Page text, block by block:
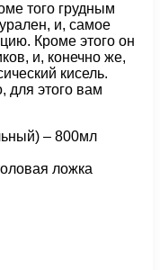
того грудным
и, самое
Кроме этого он
и, конечно же,
кисель.
для этого вам
– 800мл
ложка